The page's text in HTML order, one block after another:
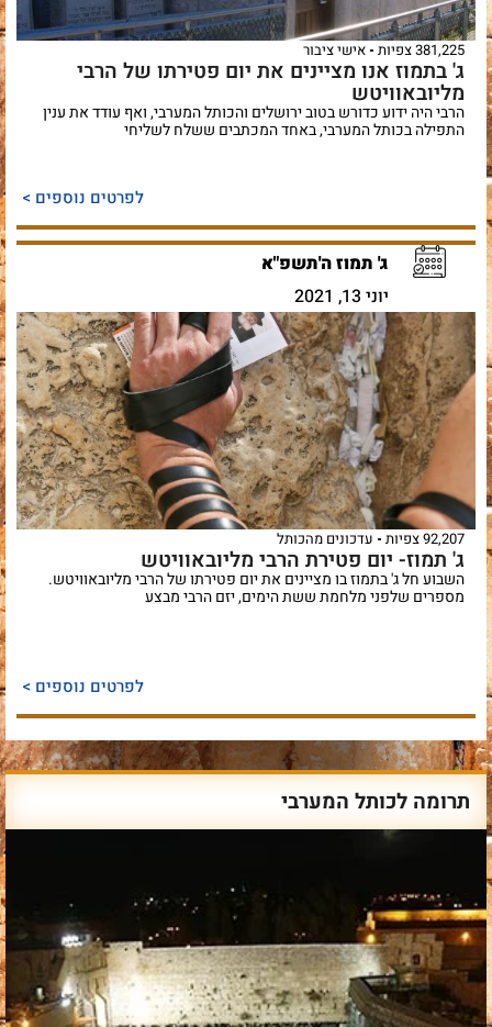
381,225 צפיות אישי ציבור
ג' בתמוז אנו מציינים את יום פטירתו של הרבי
מליובאוויטש
הרבי היה ידוע כדורש בטוב ירושלים והכותל המערבי, ואף עודד את ענין
התפילה בכותל המערבי, באחד המכתבים ששלח לשליחי
לפרטים נוספים >
ג' תמוז ה'תשפ"א
יוני 13, 2021
92,207 צפיות עדכונים מהכותל
ג' תמוז- יום פטירת הרבי מליובאוויטש
השבוע חל ג' בתמוז בו מציינים את יום פטירתו של הרבי מליובאוויטש.
מספרים שלפני מלחמת ששת הימים, יזם הרבי מבצע
לפרטים נוספים >
תרומה לכותל המערבי